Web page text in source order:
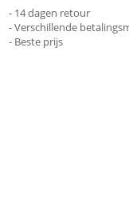
- 14 dagen retour
- Verschillende
- Beste prijs